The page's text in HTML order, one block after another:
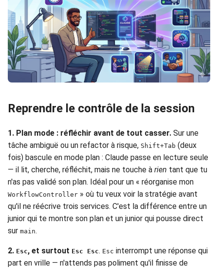
Reprendre le contrôle de la session
1. Plan mode : réfléchir avant de tout casser. Sur une
tâche ambiguë ou un refactor à risque, Shift+Tab (deux
fois) bascule en mode plan : Claude passe en lecture seule
— il lit, cherche, réfléchit, mais ne touche à rien tant que tu
n'as pas validé son plan. Idéal pour un « réorganise mon
WorkflowController » où tu veux voir la stratégie avant
qu'il ne réécrive trois services. C'est la différence entre un
junior qui te montre son plan et un junior qui pousse direct
sur main.
2. Esc, et surtout Esc Esc. Esc interrompt une réponse qui
part en vrille — n'attends pas poliment qu'il finisse de